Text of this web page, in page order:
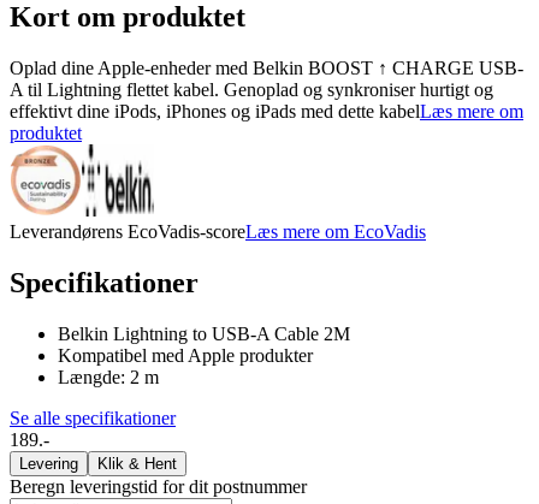
Kort om produktet
Oplad dine Apple-enheder med Belkin BOOST ↑ CHARGE USB-
A til Lightning flettet kabel. Genoplad og synkroniser hurtigt og
effektivt dine iPods, iPhones og iPads med dette kabelLæs mere om
produktet
Leverandørens EcoVadis-scoreLæs mere om EcoVadis
Specifikationer
Belkin Lightning to USB-A Cable 2M
Kompatibel med Apple produkter
Længde: 2 m
Se alle specifikationer
189.-
Levering Klik & Hent
Beregn leveringstid for dit postnummer